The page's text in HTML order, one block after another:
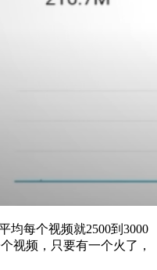
均每个视频就2500到3000
视频，只要有一个火了，